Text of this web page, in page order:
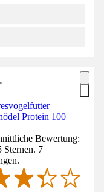
Protein 100
Bewertung:
Sternen. 7